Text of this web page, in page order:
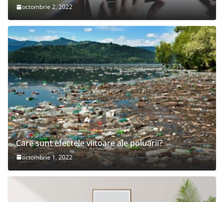
octombrie 2, 2022
Care sunt efectele viitoare ale poluarii?
octombrie 1, 2022